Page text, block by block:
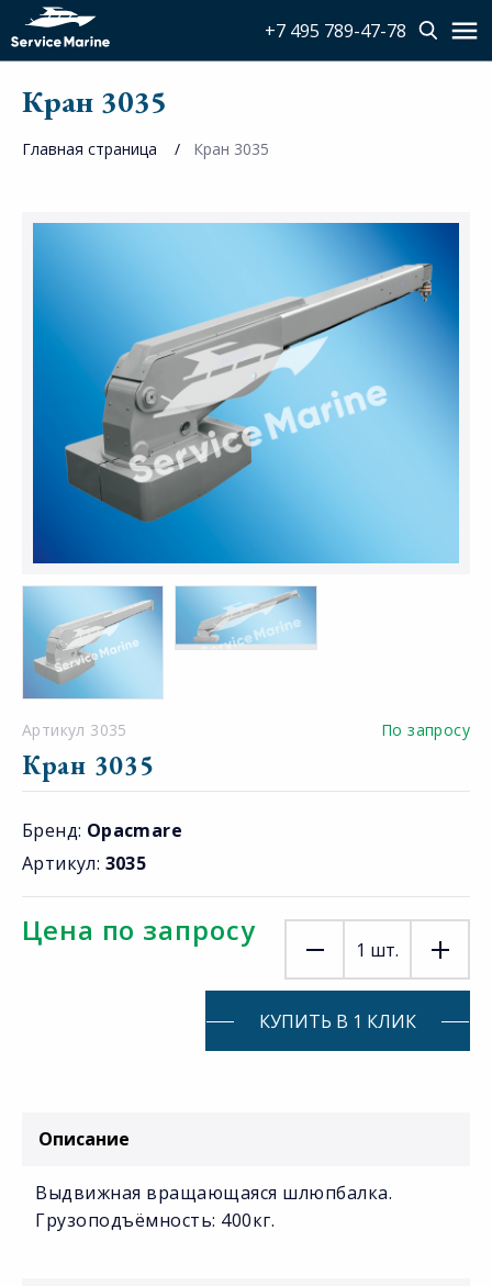
+7 495 789-47-78
Кран 3035
Главная страница Кран 3035
Артикул 3035 По запросу
Кран 3035
Бренд: Opacmare
Артикул: 3035
Цена по запросу
1 шт.
КУПИТЬ В 1 КЛИК
Описание
Выдвижная вращающаяся шлюпбалка.
Грузоподъёмность: 400кг.